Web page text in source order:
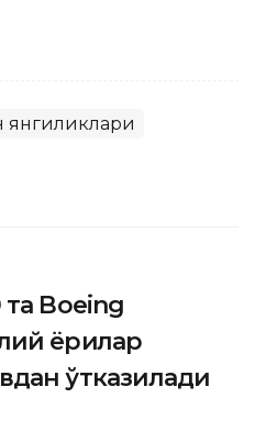
янгиликлари
Boeing
ёриқлар
ўтказилади